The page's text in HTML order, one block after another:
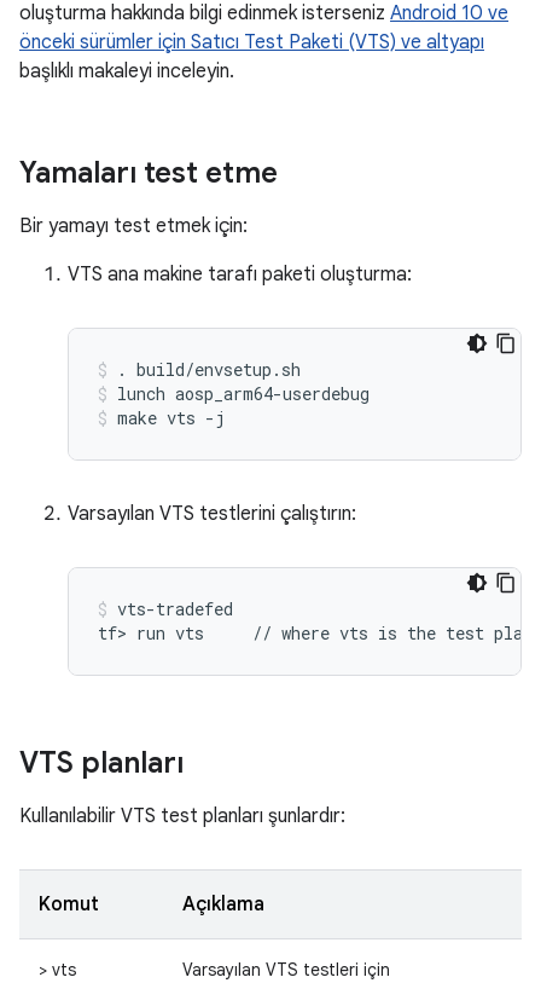
oluşturma hakkında bilgi edinmek isterseniz Android 10 ve
önceki sürümler için Satıcı Test Paketi (VTS) ve altyapı
başlıklı makaleyi inceleyin.
Yamaları test etme
Bir yamayı test etmek için:
VTS ana makine tarafı paketi oluşturma:
. build/envsetup.sh
lunch aosp_arm64-userdebug
make vts -j
Varsayılan VTS testlerini çalıştırın:
vts-tradefed
VTS planları
Kullanılabilir VTS test planları şunlardır:
Komut Açıklama
> vts
Varsayılan VTS testleri için